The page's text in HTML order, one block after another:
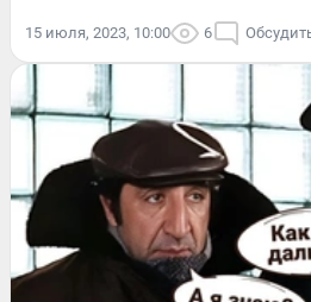
15 июля, 2023, 10:00 6